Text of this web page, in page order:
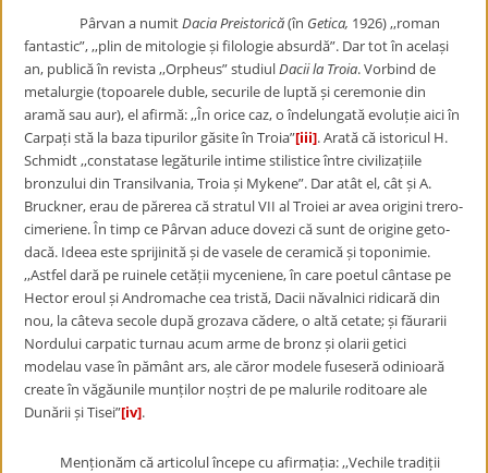
Pârvan a numitDacia Preistorică(în Getica, 1926) ,,roman
fantastic”, ,,plin de mitologie și filologie absurdă”. Dar tot în același
an, publică în revista ,,Orpheus” studiulDacii la Troia. Vorbind de
metalurgie (topoarele duble, securile de luptă și ceremonie din
aramă sau aur), el afirmă: ,,În orice caz, o îndelungată evoluție aici în
Carpați stă la baza tipurilor găsite în Troia”[iii]. Arată că istoricul H.
Schmidt ,,constatase legăturile intime stilistice între civilizațiile
bronzului din Transilvania, Troia și Mykene”. Dar atât el, cât și A.
Bruckner, erau de părerea că stratul VII al Troiei ar avea origini trero-
cimeriene. În timp ce Pârvan aduce dovezi că sunt de origine geto-
dacă. Ideea este sprijinită și de vasele de ceramică și toponimie.
,,Astfel dară pe ruinele cetății myceniene, în care poetul cântase pe
Hector eroul și Andromache cea tristă, Dacii năvalnici ridicară din
nou, la câteva secole după grozava cădere, o altă cetate; și făurarii
Nordului carpatic turnau acum arme de bronz și olarii getici
modelau vase în pământ ars, ale căror modele fuseseră odinioară
create în văgăunile munților noștri de pe malurile roditoare ale
Dunării și Tisei”[iv].
Menționăm că articolul începe cu afirmația: ,,Vechile tradiții